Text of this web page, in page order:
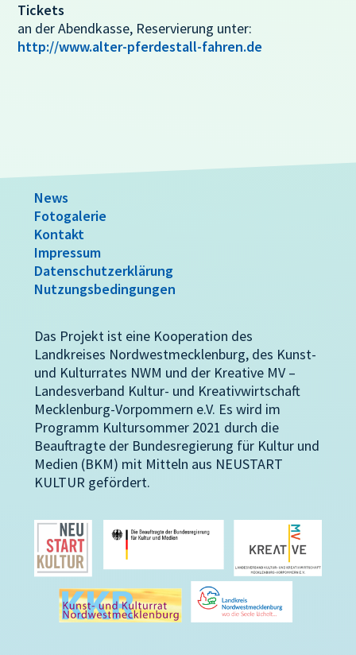
Tickets
an der Abendkasse, Reservierung unter:
http://www.alter-pferdestall-fahren.de
News
Fotogalerie
Kontakt
Impressum
Datenschutzerklärung
Nutzungsbedingungen
Das Projekt ist eine Kooperation des
Landkreises Nordwestmecklenburg, des Kunst-
und Kulturrates NWM und der Kreative MV –
Landesverband Kultur- und Kreativwirtschaft
Mecklenburg-Vorpommern e.V. Es wird im
Programm Kultursommer 2021 durch die
Beauftragte der Bundesregierung für Kultur und
Medien (BKM) mit Mitteln aus NEUSTART
KULTUR gefördert.